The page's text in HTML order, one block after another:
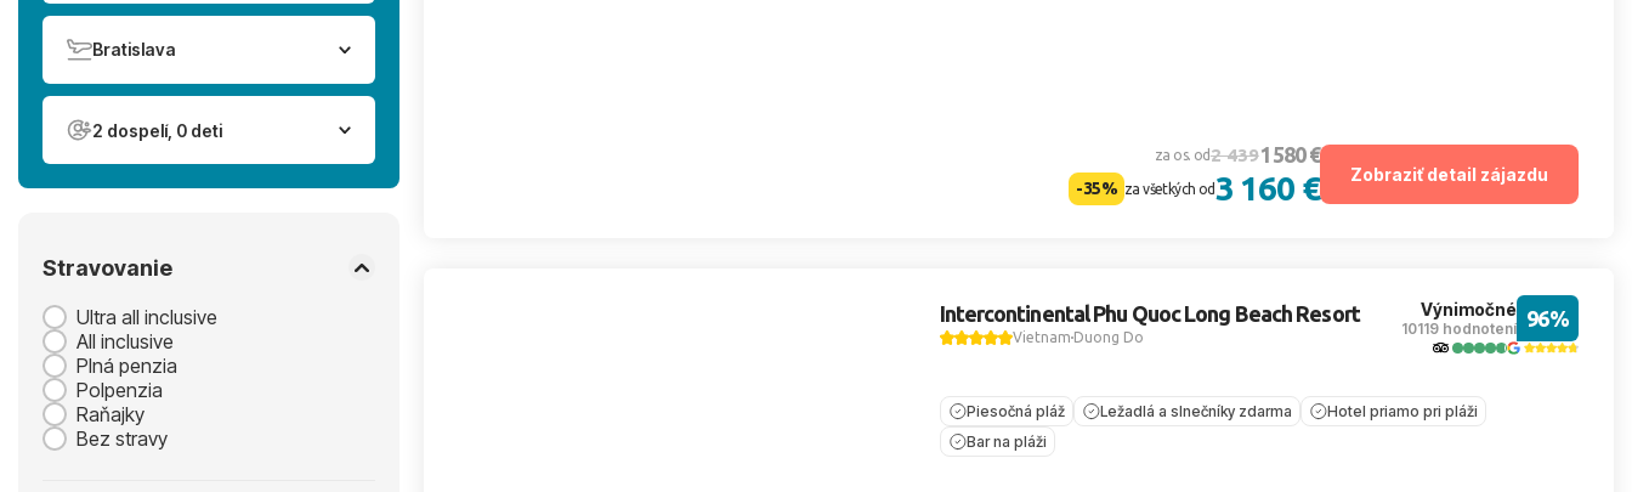
Bratislava
2 dospelí, 0 deti
Stravovanie
Ultra all inclusive
All inclusive
Plná penzia
Polpenzia
Raňajky
Bez stravy
za os. od2 4391 580 €
-35% za všetkých od 3 160 € Zobraziť detail zájazdu
Intercontinental Phu Quoc Long Beach Resort
VietnamDuong Do
Výnimočné
10119 hodnotení 96%
Piesočná pláž Ležadlá a slnečníky zdarma
Hotel priamo pri pláži
Bar na pláži